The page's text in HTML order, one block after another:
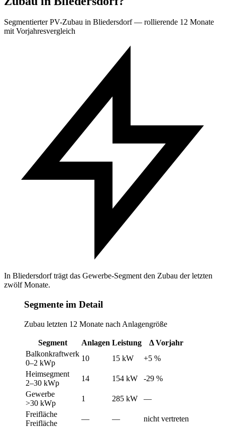
Segmentierter PV-Zubau in Bliedersdorf — rollierende 12 Monate
mit Vorjahresvergleich
In Bliedersdorf trägt das Gewerbe-Segment den Zubau der letzten
zwölf Monate.
Segmente im Detail
Zubau letzten 12 Monate nach Anlagengröße
Segment Anlagen Leistung
Δ Vorjahr
Balkonkraftwerk
0–2 kWp
10 15 kW
+5 %
Heimsegment
2–30 kWp
14 154 kW
-29 %
Gewerbe
>30 kWp
1 285 kW
—
Freifläche
Freifläche
— —
nicht vertreten